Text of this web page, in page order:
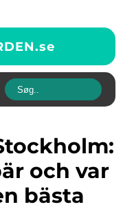
se
och var
bästa